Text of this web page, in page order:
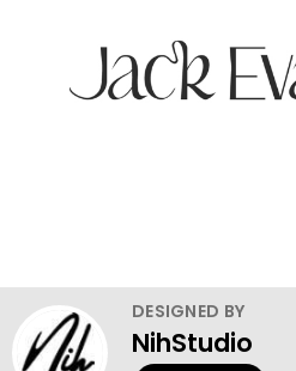
DESIGNED BY
NihStudio